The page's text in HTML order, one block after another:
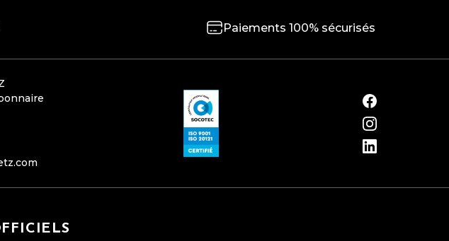
Paiements 100% sécurisés